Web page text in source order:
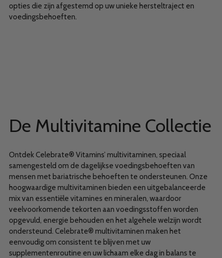
opties die zijn afgestemd op uw unieke hersteltraject en
voedingsbehoeften.
De Multivitamine Collectie
Ontdek Celebrate® Vitamins’ multivitaminen, speciaal
samengesteld om de dagelijkse voedingsbehoeften van
mensen met bariatrische behoeften te ondersteunen. Onze
hoogwaardige multivitaminen bieden een uitgebalanceerde
mix van essentiële vitamines en mineralen, waardoor
veelvoorkomende tekorten aan voedingsstoffen worden
opgevuld, energie behouden en het algehele welzijn wordt
ondersteund. Celebrate® multivitaminen maken het
eenvoudig om consistent te blijven met uw
supplementenroutine en uw lichaam elke dag in balans te